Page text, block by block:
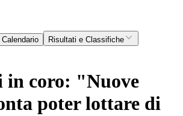
Calendario Risultati e Classifiche
in coro: "Nuove
poter lottare di